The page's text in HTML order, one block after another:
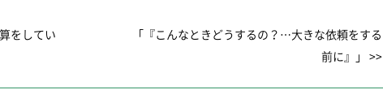
をしてい
「『こんなときどうするの？…大きな依頼をする
前に』」 >>